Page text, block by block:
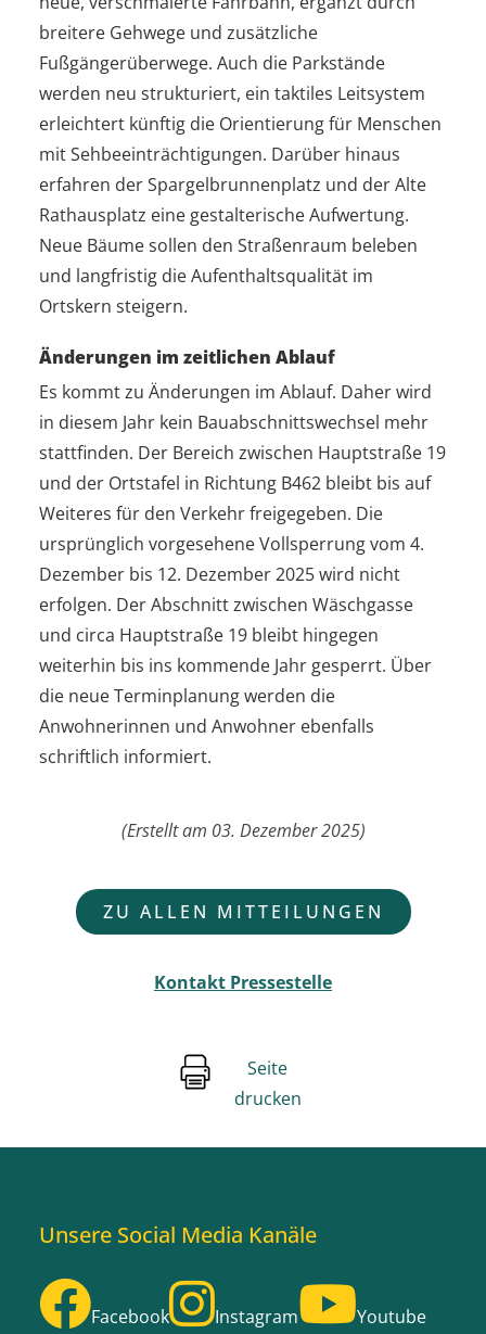
breitere Gehwege und zusätzliche
Fußgängerüberwege. Auch die Parkstände
werden neu strukturiert, ein taktiles Leitsystem
erleichtert künftig die Orientierung für Menschen
mit Sehbeeinträchtigungen. Darüber hinaus
erfahren der Spargelbrunnenplatz und der Alte
Rathausplatz eine gestalterische Aufwertung.
Neue Bäume sollen den Straßenraum beleben
und langfristig die Aufenthaltsqualität im
Ortskern steigern.
Änderungen im zeitlichen Ablauf
Es kommt zu Änderungen im Ablauf. Daher wird
in diesem Jahr kein Bauabschnittswechsel mehr
stattfinden. Der Bereich zwischen Hauptstraße 19
und der Ortstafel in Richtung B462 bleibt bis auf
Weiteres für den Verkehr freigegeben. Die
ursprünglich vorgesehene Vollsperrung vom 4.
Dezember bis 12. Dezember 2025 wird nicht
erfolgen. Der Abschnitt zwischen Wäschgasse
und circa Hauptstraße 19 bleibt hingegen
weiterhin bis ins kommende Jahr gesperrt. Über
die neue Terminplanung werden die
Anwohnerinnen und Anwohner ebenfalls
schriftlich informiert.
(Erstellt am 03. Dezember 2025)
ZU ALLEN MITTEILUNGEN
Kontakt Pressestelle
Seite
drucken
Unsere Social Media Kanäle
Facebook Instagram Youtube